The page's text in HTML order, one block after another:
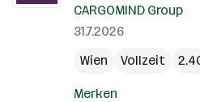
CARGOMIND Group
31.7.2026
Wien
Vollzeit
Merken